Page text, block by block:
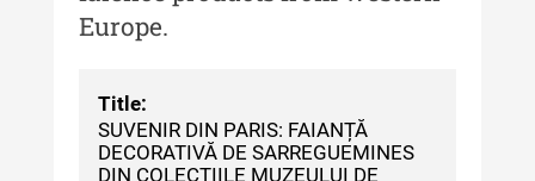
culturală
culturală IV (2025)
MediCult - Revista de mediere
Europe.
Title:
SUVENIR DIN PARIS: FAIANȚĂ
DECORATIVĂ DE SARREGUEMINES
DIN COLECȚIILE MUZEULUI DE